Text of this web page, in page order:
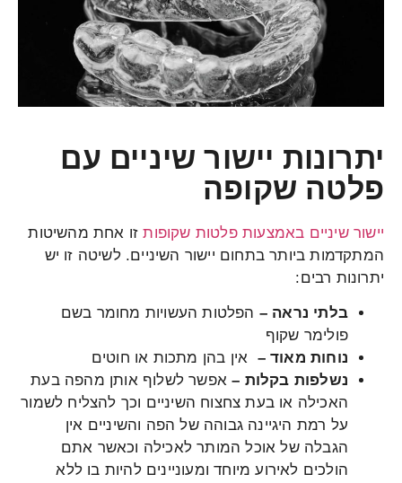
יתרונות יישור שיניים עם
פלטה שקופה
יישור שיניים באמצעות פלטות שקופותזו אחת מהשיטות
המתקדמות ביותר בתחום יישור השיניים. לשיטה זו יש
יתרונות רבים:
בלתי נראה – הפלטות העשויות מחומר בשם
פולימר שקוף
נוחות מאוד – אין בהן מתכות או חוטים
נשלפות בקלות –אפשר לשלוף אותן מהפה בעת
האכילה או בעת צחצוח השיניים וכך להצליח לשמור
על רמת היגיינה גבוהה של הפה והשיניים אין
הגבלה של אוכל המותר לאכילה וכאשר אתם
הולכים לאירוע מיוחד ומעוניינים להיות בו ללא